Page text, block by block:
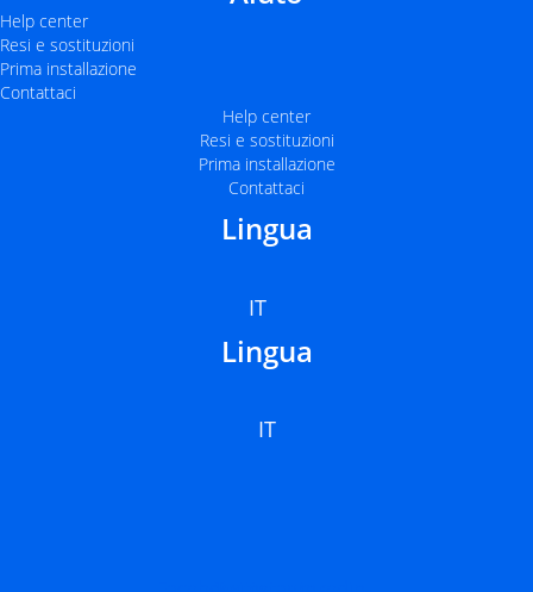
Help center
Resi e sostituzioni
Prima installazione
Contattaci
Help center
Resi e sostituzioni
Prima installazione
Contattaci
Lingua
IT
Lingua
IT